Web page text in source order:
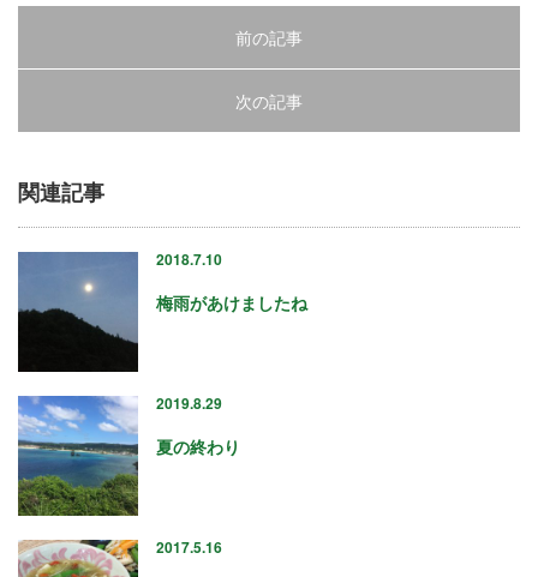
前の記事
次の記事
関連記事
2018.7.10
梅雨があけましたね
2019.8.29
夏の終わり
2017.5.16